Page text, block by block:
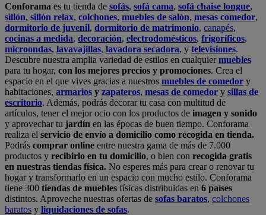
Conforama es tu tienda de sofás, sofá cama, sofá chaise longue,
sillón, sillón relax, colchones, muebles de salón, mesas comedor,
dormitorio de juvenil, dormitorio de matrimonio, canapés,
cocinas a medida, decoración, electrodomésticos, frigoríficos,
microondas, lavavajillas, lavadora secadora, y televisiones.
Descubre nuestra amplia variedad de estilos en cualquiermuebles
para tu hogar, con los mejores precios y promociones. Crea el
espacio en el que vives gracias a nuestros muebles de comedor y
habitaciones, armarios y zapateros, mesas de comedor y sillas de
escritorio. Además, podrás decorar tu casa con multitud de
artículos, tener el mejor ocio con los productos de imagen y sonido
y aprovechar tu jardín en las épocas de buen tiempo. Conforama
realiza el servicio de envío a domicilio como recogida en tienda.
Podrás comprar online entre nuestra gama de más de 7.000
productos y recibirlo en tu domicilio, o bien con recogida gratis
en nuestras tiendas física. No esperes más para crear o renovar tu
hogar y transformarlo en un espacio con mucho estilo. Conforama
tiene 300 tiendas de muebles físicas distribuidas en 6 países
distintos. Aproveche nuestras ofertas de sofas baratos, colchones
baratos y liquidaciones de sofas.